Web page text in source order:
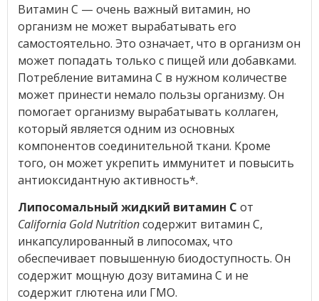
Витамин С — очень важный витамин, но
организм не может вырабатывать его
самостоятельно. Это означает, что в организм он
может попадать только с пищей или добавками.
Потребление витамина С в нужном количестве
может принести немало пользы организму. Он
помогает организму вырабатывать коллаген,
который является одним из основных
компонентов соединительной ткани. Кроме
того, он может укрепить иммунитет и повысить
антиоксидантную активность*.
Липосомальный жидкий витамин C от
California Gold Nutritionсодержит витамин C,
инкапсулированный в липосомах, что
обеспечивает повышенную биодоступность. Он
содержит мощную дозу витамина С и не
содержит глютена или ГМО.